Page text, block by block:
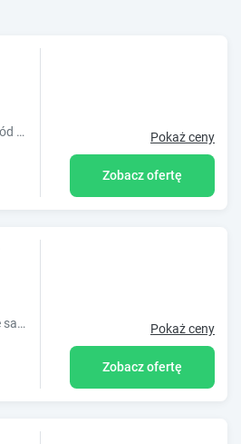
Obiekt The lion Bridge, położony w miejscowości Rogoźnik, oferuje ogród oraz różne opcje zakwaterowania, w których zapewniono klimatyzację. O Pokaż ceny
Zobacz ofertę
Apartament Czeladź- komfortowy w pełni wyposażony, zameldowanie samoobsługowe. Pokaż ceny
Zobacz ofertę